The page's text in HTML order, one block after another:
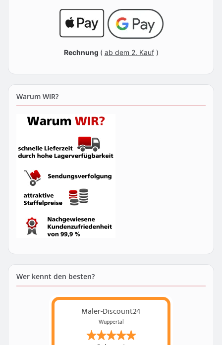
Rechnung ( ab dem 2. Kauf)
Warum WIR?
Wer kennt den besten?
Maler-Discount24
Wuppertal